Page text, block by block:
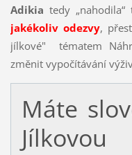
Adikia tedy
jakékoliv odezvy,
jílkové" tématem
změnit vypočítávání
Máte
Jílkovou